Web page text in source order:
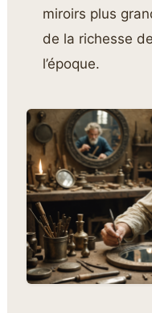
miroirs plus
de la richesse
l’époque.